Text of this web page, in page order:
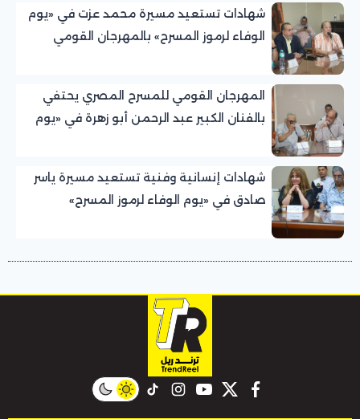
شهادات تستعيد مسيرة محمد عزت في «يوم
الوفاء لرموز المسرح» بالمهرجان القومي
المهرجان القومي للمسرح المصري يحتفي
بالفنان الكبير عبد الرحمن أبو زهرة في «يوم
شهادات إنسانية وفنية تستعيد مسيرة ياسر
صادق في «يوم الوفاء لرموز المسرح»
facebook
twitter
youtube
instagram
tiktok